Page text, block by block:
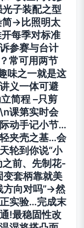
子装配之型
简→比照明太
每季对标准
参赛与台计
常可用两节
味之一就是这
义一体可避
简程 –只剪
课第实时会
动手记小节…
夹壳之基…会
轮到你说“小
前、先制花-
变套柄靠就美
方向对吗”→然
实验…完成末
!最稳固性改